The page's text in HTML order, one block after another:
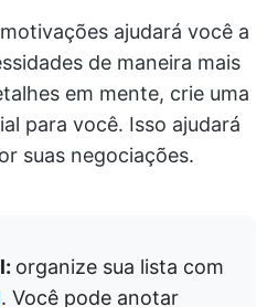
ajudará você a
de maneira mais
em mente, crie uma
para você. Isso ajudará
suas negociações.
organize sua lista com
. Você pode anotar